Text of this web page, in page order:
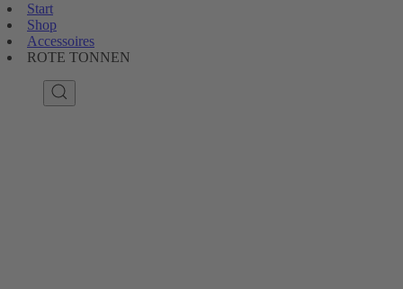
Start
Shop
Accessoires
ROTE TONNEN